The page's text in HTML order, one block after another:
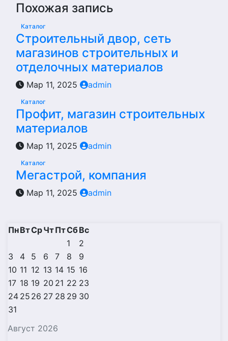
Похожая запись
Каталог
Строительный двор, сеть
магазинов строительных и
отделочных материалов
Мар 11, 2025 admin
Каталог
Профит, магазин строительных
материалов
Мар 11, 2025 admin
Каталог
Мегастрой, компания
Мар 11, 2025 admin
Август 2026
ПнВтСрЧтПтСбВс
1
2
3
4 5 6 7 8
9
10 11 12 13 14 15 16
17 18 19 20 21 22 23
24 25 26 27 28 29 30
31